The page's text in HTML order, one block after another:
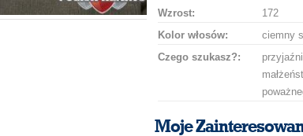
Wzrost:
172
Kolor włosów:
ciemny
Czego szukasz?:
Moje